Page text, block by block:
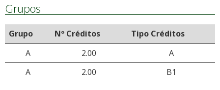
Grupos
Grupo Nº Créditos
Tipo Créditos
A
2.00
A
A
2.00 B1